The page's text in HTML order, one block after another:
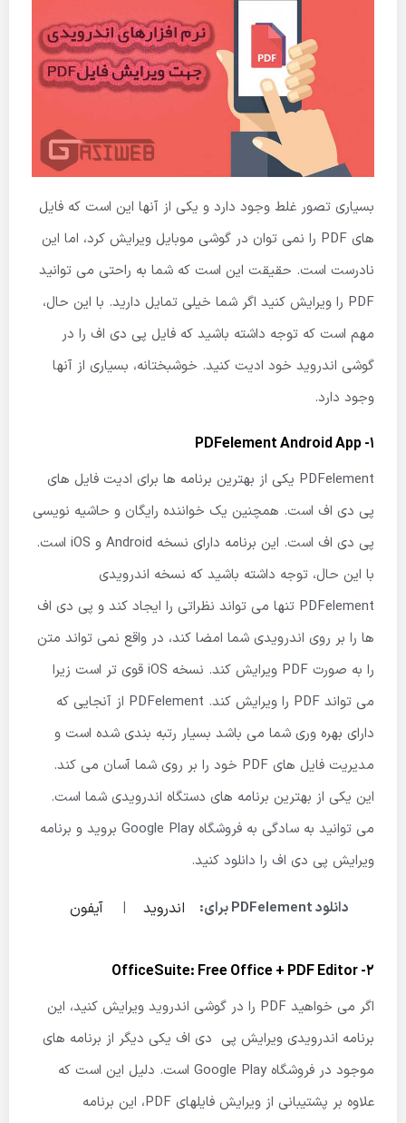
بسیاری تصور غلط وجود دارد و یکی از آنها این است که فایل
های PDF را نمی توان در گوشی موبایل ویرایش کرد، اما این
نادرست است. حقیقت این است که شما به راحتی می توانید
PDF را ویرایش کنید اگر شما خیلی تمایل دارید. با این حال،
مهم است که توجه داشته باشید که فایل پی دی اف را در
گوشی اندروید خود ادیت کنید. خوشبختانه، بسیاری از آنها
وجود دارد.
1- PDFelement Android App
PDFelement یکی از بهترین برنامه ها برای ادیت فایل های
پی دی اف است. همچنین یک خواننده رایگان و حاشیه نویسی
پی دی اف است. این برنامه دارای نسخه Android و iOS است.
با این حال، توجه داشته باشید که نسخه اندرویدی
PDFelement تنها می تواند نظراتی را ایجاد کند و پی دی اف
ها را بر روی اندرویدی شما امضا کند، در واقع نمی تواند متن
را به صورت PDF ویرایش کند. نسخه iOS قوی تر است زیرا
می تواند PDF را ویرایش کند. PDFelement از آنجایی که
دارای بهره وری شما می باشد بسیار رتبه بندی شده است و
مدیریت فایل های PDF خود را بر روی شما آسان می کند.
این یکی از بهترین برنامه های دستگاه اندرویدی شما است.
می توانید به سادگی به فروشگاه Google Play بروید و برنامه
ویرایش پی دی اف را دانلود کنید.
دانلود PDFelement برای: اندروید | آیفون
2- OfficeSuite: Free Office + PDF Editor
اگر می خواهید PDF را در گوشی اندروید ویرایش کنید، این
برنامه اندرویدی ویرایش پی دی اف یکی دیگر از برنامه های
موجود در فروشگاه Google Play است. دلیل این است که
علاوه بر پشتیبانی از ویرایش فایلهای PDF، این برنامه